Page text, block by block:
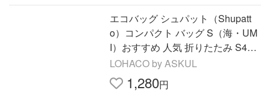
エコバッグ シュパット（Shupatt
o）コンパクト バッグ S（海・UM
I）おすすめ 人気 折りたたみ S466
U 1個 マーナ
LOHACO by ASKUL
1,280円